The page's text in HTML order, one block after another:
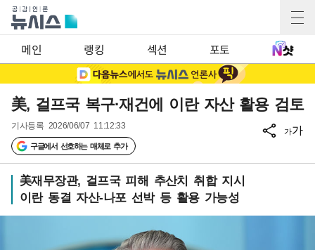
메인 랭킹 섹션 포토
美, 걸프국 복구·재건에 이란 자산 활용 검토
기사등록 2026/06/07 11:12:33
구글에서 선호하는 매체로 추가
가가
美재무장관, 걸프국 피해 추산치 취합 지시
이란 동결 자산-나포 선박 등 활용 가능성